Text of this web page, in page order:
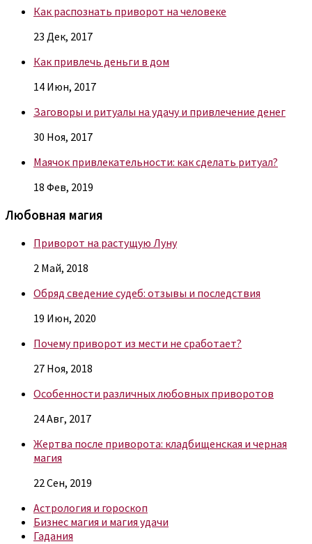
Как распознать приворот на человеке
23 Дек, 2017
Как привлечь деньги в дом
14 Июн, 2017
Заговоры и ритуалы на удачу и привлечение денег
30 Ноя, 2017
Маячок привлекательности: как сделать ритуал?
18 Фев, 2019
Любовная магия
Приворот на растущую Луну
2 Май, 2018
Обряд сведение судеб: отзывы и последствия
19 Июн, 2020
Почему приворот из мести не сработает?
27 Ноя, 2018
Особенности различных любовных приворотов
24 Авг, 2017
Жертва после приворота: кладбищенская и черная
магия
22 Сен, 2019
Астрология и гороскоп
Бизнес магия и магия удачи
Гадания